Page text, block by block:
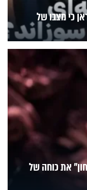
כי מצבו של
את כוחה של